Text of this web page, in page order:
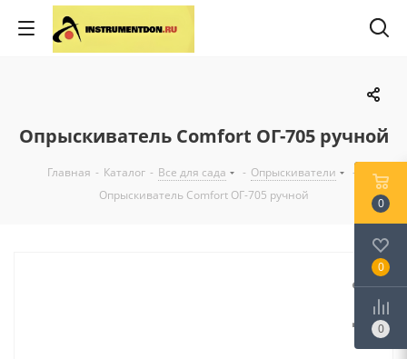
Опрыскиватель Comfort ОГ-705 ручной
Главная - Каталог - Все для сада - Опрыскиватели
-
Опрыскиватель Comfort ОГ-705 ручной
0
0
0